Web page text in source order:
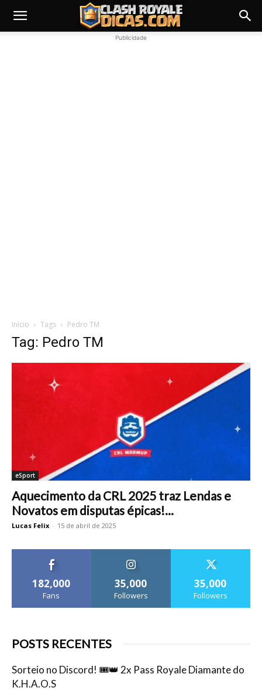
Publicidade
Início Tags Pedro TM
Tag: Pedro TM
eSport
Aquecimento da CRL 2025 traz Lendas e
Novatos em disputas épicas!...
Lucas Felix - 15 de abril de 2025
182,000
Fans
35,000
Followers
35,000
Followers
POSTS RECENTES
Sorteio no Discord! 🎟️👑 2x Pass Royale Diamante do
K.H.A.O.S